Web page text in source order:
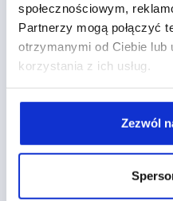
społecznościowym,
Partnerzy mogą połączyć
otrzymanymi od Ciebie lub
korzystania z ich usług.
Zezwól
JAK MOŻEMY CI POMÓC: *